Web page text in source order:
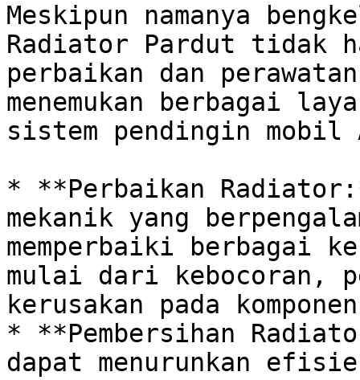
Meskipun namanya
Radiator Pardut tidak
perbaikan dan
menemukan berbagai
sistem pendingin
* **Perbaikan
mekanik yang
memperbaiki berbagai
mulai dari kebocoran,
kerusakan pada
* **Pembersihan
dapat menurunkan